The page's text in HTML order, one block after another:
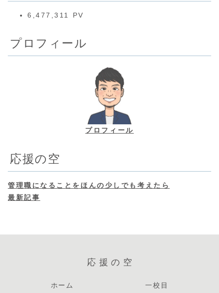
6,477,311 PV
プロフィール
プロフィール
応援の空
管理職になることをほんの少しでも考えたら
最新記事
応援の空
ホーム 一校目